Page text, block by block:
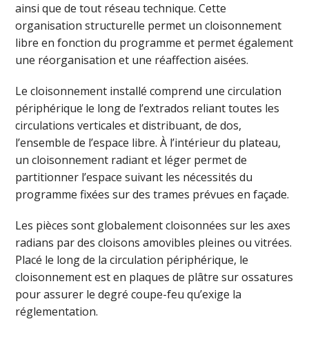
ainsi que de tout réseau technique. Cette
organisation structurelle permet un cloisonnement
libre en fonction du programme et permet également
une réorganisation et une réaffection aisées.
Le cloisonnement installé comprend une circulation
périphérique le long de l’extrados reliant toutes les
circulations verticales et distribuant, de dos,
l’ensemble de l’espace libre. À l’intérieur du plateau,
un cloisonnement radiant et léger permet de
partitionner l’espace suivant les nécessités du
programme fixées sur des trames prévues en façade.
Les pièces sont globalement cloisonnées sur les axes
radians par des cloisons amovibles pleines ou vitrées.
Placé le long de la circulation périphérique, le
cloisonnement est en plaques de plâtre sur ossatures
pour assurer le degré coupe-feu qu’exige la
réglementation.